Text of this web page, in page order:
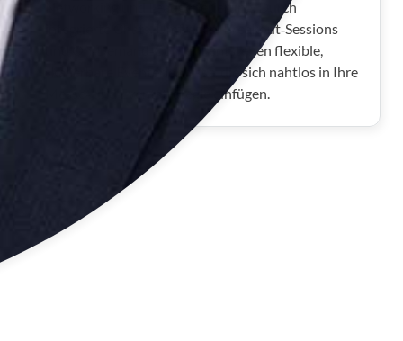
Networking und Leadgenerierung. Durch
integrierte Chats, Umfragen, Breakout‑Sessions
und On‑Demand‑Content entstehen flexible,
skalierbare Eventerlebnisse, die sich nahtlos in Ihre
Messe‑ und Eventstrategie einfügen.